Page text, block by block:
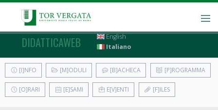
DIDATTICAWEB
English
Italiano
[I]NFO [M]ODULI [B]ACHECA [P]ROGRAMMA
[O]RARI [E]SAMI E[V]ENTI [F]ILES